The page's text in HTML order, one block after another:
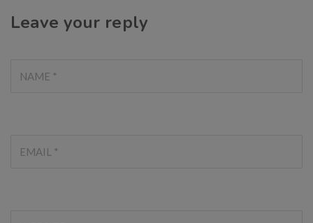
Leave your reply